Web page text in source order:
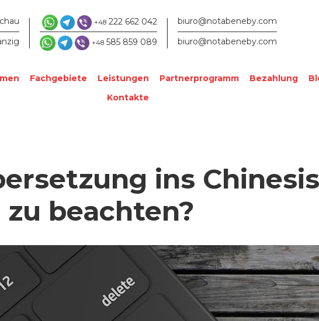
| +48 222 662 042
+48 585 859 089 |
biuro@notabeneby.com
biuro@notabeneby.com
Fachgebiete Leistungen Partnerprogramm Bezahlung
Kontakte
ins
beachten?